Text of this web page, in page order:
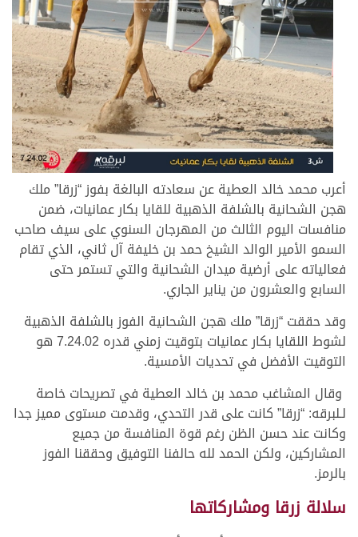
أعرب محمد خالد العطية عن سعادته البالغة بفوز “زرقا” ملك
هجن الشحانية بالشلفة الذهبية للقايا بكار عمانيات، ضمن
منافسات اليوم الثالث من المهرجان السنوي على سيف صاحب
السمو الأمير الوالد الشيخ حمد بن خليفة آل ثاني، الذي تقام
فعالياته على أرضية ميدان الشحانية والتي تستمر حتى
السابع والعشرون من يناير الجاري.
وقد حققت “زرقا” ملك هجن الشحانية الفوز بالشلفة الذهبية
لشوط اللقايا بكار عمانيات بتوقيت زمني قدره 7.24.02 هو
التوقيت الأفضل في تحديات الأمسية.
وقال المشاغب محمد بن خالد العطية في تصريحات خاصة
لـلبرقه: “زرقا” كانت على قدر التحدي، وقدمت مستوى مميز جدا
وكانت عند حسن الظن رغم قوة المنافسة من جميع
المشاركين، ولكن الحمد لله حالفنا التوفيق وحققنا الفوز
بالرمز.
سلالة زرقا ومشاركاتها